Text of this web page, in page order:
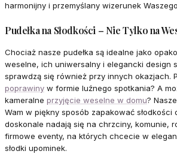
harmonijny i przemyślany wizerunek
Pudełka na Słodkości – Nie Tylko na
Chociaż nasze pudełka są idealne jako
weselne, ich uniwersalny i elegancki design
sprawdzą się również przy innych okazjach.
poprawiny w formie luźnego spotkania? A
kameralne przyjęcie weselne w domu?
Wam w piękny sposób zapakować słodkości
doskonale nadają się na chrzciny, komunie,
firmowe eventy, na których chcecie w
słodki upominek.